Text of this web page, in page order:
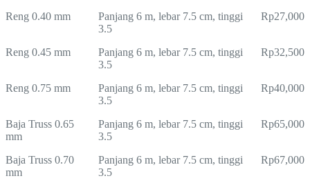
Reng 0.40 mm
Panjang 6 m, lebar 7.5 cm, tinggi
3.5
Rp27,000
Reng 0.45 mm
Panjang 6 m, lebar 7.5 cm, tinggi
3.5
Rp32,500
Reng 0.75 mm
Panjang 6 m, lebar 7.5 cm, tinggi
3.5
Rp40,000
Baja Truss 0.65
mm
Panjang 6 m, lebar 7.5 cm, tinggi
3.5
Rp65,000
Baja Truss 0.70
mm
Panjang 6 m, lebar 7.5 cm, tinggi
3.5
Rp67,000